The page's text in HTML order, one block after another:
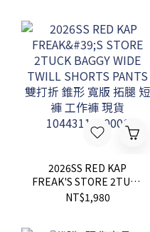
2026SS RED KAP
FREAK'S STORE 2TUCK
BAGGY WIDE TWILL
SHORTS PANTS 雙打折
NT$1,980